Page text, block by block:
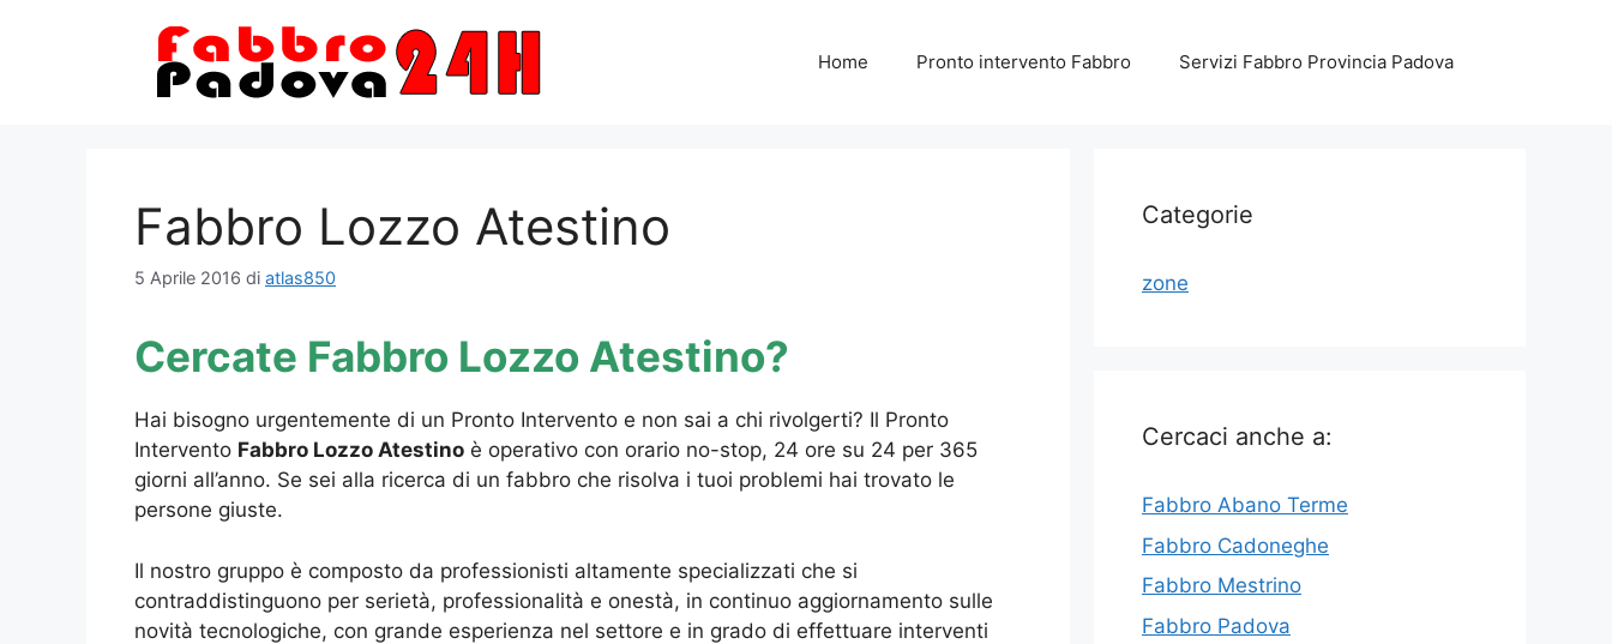
Home Pronto intervento Fabbro Servizi Fabbro Provincia Padova
Fabbro Lozzo Atestino
5 Aprile 2016 di atlas850
Cercate Fabbro Lozzo Atestino?
Hai bisogno urgentemente di un Pronto Intervento e non sai a chi rivolgerti? Il Pronto
Intervento Fabbro Lozzo Atestino è operativo con orario no-stop, 24 ore su 24 per 365
giorni all’anno. Se sei alla ricerca di un fabbro che risolva i tuoi problemi hai trovato le
persone giuste.
Il nostro gruppo è composto da professionisti altamente specializzati che si
contraddistinguono per serietà, professionalità e onestà, in continuo aggiornamento sulle
novità tecnologiche, con grande esperienza nel settore e in grado di effettuare interventi
Categorie
zone
Cercaci anche a:
Fabbro Abano Terme
Fabbro Cadoneghe
Fabbro Mestrino
Fabbro Padova